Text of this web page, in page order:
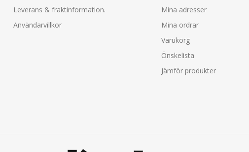
Leverans & fraktinformation.
Användarvillkor
Mina adresser
Mina ordrar
Varukorg
Önskelista
Jämför produkter